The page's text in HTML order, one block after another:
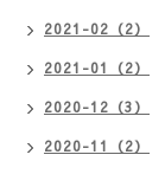
2021-02（2）
2021-01（2）
2020-12（3）
2020-11（2）